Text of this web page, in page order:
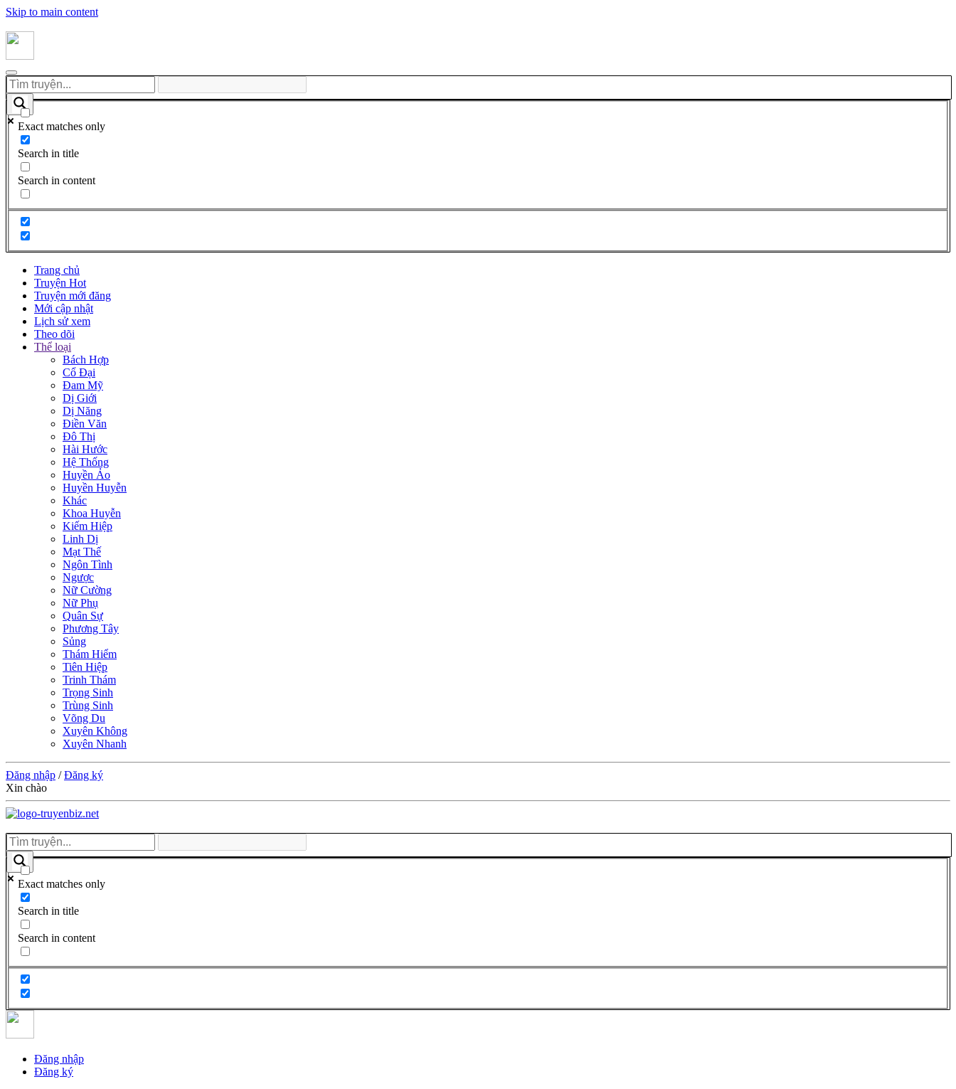
Skip to main content
Exact matches only
Search in title
Search in content
Trang chủ
Truyện Hot
Truyện mới đăng
Mới cập nhật
Lịch sử xem
Theo dõi
Thể loại
Bách Hợp
Cổ Đại
Đam Mỹ
Dị Giới
Dị Năng
Điền Văn
Đô Thị
Hài Hước
Hệ Thống
Huyền Ảo
Huyền Huyễn
Khác
Khoa Huyễn
Kiếm Hiệp
Linh Dị
Mạt Thế
Ngôn Tình
Ngược
Nữ Cường
Nữ Phụ
Quân Sự
Phương Tây
Sủng
Thám Hiểm
Tiên Hiệp
Trinh Thám
Trọng Sinh
Trùng Sinh
Võng Du
Xuyên Không
Xuyên Nhanh
Đăng nhập /Đăng ký
Xin chào
Exact matches only
Search in title
Search in content
Đăng nhập
Đăng ký